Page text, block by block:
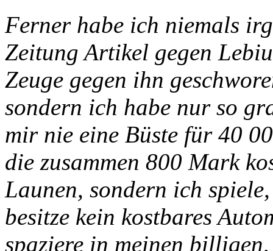
Ferner habe ich niemals
Zeitung Artikel gegen
Zeuge gegen ihn
sondern ich habe nur so
mir nie eine Büste für 40
die zusammen 800 Mark
Launen, sondern ich
besitze kein kostbares
spaziere in meinen